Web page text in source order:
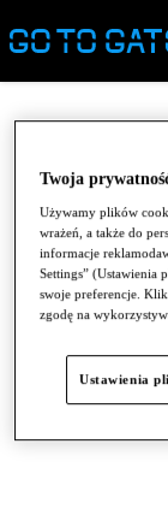
Twoja
Używamy plików
wrażeń, a także do
informacje
Settings” (Ustawienia
swoje preferencje.
zgodę na
Ustawienia